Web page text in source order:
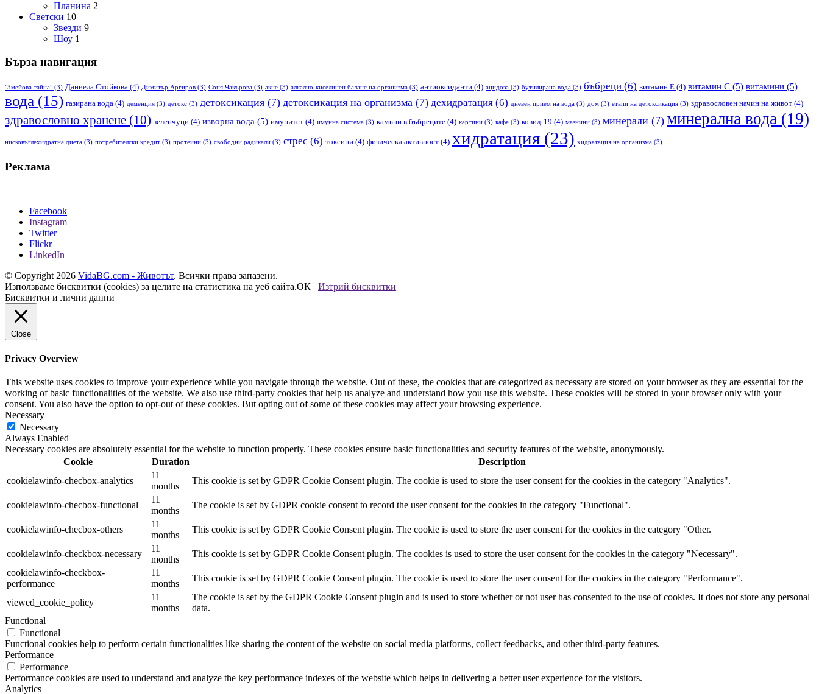
Планина 2
Светски 10
Звезди 9
Шоу 1
Бърза навигация
"Змейова тайна" (3) Даниела Стойкова (4) Димитър Аргиров (3) Соня Чакърова (3) акне (3) алкално-киселинен баланс на организма (3) антиоксиданти (4) ацидоза (3) бутилирана вода (3) бъбреци (6) витамин Е (4) витамин С (5) витамини (5)
вода (15) газирана вода (4) деменция (3) детокс (3) детоксикация (7) детоксикация на организма (7) дехидратация (6) дневен прием на вода (3) дом (3) етапи на детоксикация (3) здравословен начин на живот (4)
здравословно хранене (10) зеленчуци (4) изворна вода (5) имунитет (4) имунна система (3) камъни в бъбреците (4) картини (3) кафе (3) ковид-19 (4) мазнини (3) минерали (7) минерална вода (19)
нисковъглехидратна диета (3) потребителски кредит (3) протеини (3) свободни радикали (3) стрес (6) токсини (4) физическа активност (4) хидратация (23) хидратация на организма (3)
Реклама
Facebook
Instagram
Twitter
Flickr
LinkedIn
© Copyright 2026 VidaBG.com - Животът. Всички права запазени.
Използваме бисквитки (cookies) за целите на статистика на уеб сайта.ОК
Изтрий бисквитки
Бисквитки и лични данни
Close
Privacy Overview
This website uses cookies to improve your experience while you navigate through the website. Out of these, the cookies that are categorized as necessary are stored on your browser as they are essential for the
working of basic functionalities of the website. We also use third-party cookies that help us analyze and understand how you use this website. These cookies will be stored in your browser only with your
consent. You also have the option to opt-out of these cookies. But opting out of some of these cookies may affect your browsing experience.
Necessary
Necessary
Always Enabled
Necessary cookies are absolutely essential for the website to function properly. These cookies ensure basic functionalities and security features of the website, anonymously.
Cookie
Duration
Description
cookielawinfo-checbox-analytics
11
months
This cookie is set by GDPR Cookie Consent plugin. The cookie is used to store the user consent for the cookies in the category "Analytics".
cookielawinfo-checbox-functional
11
months
The cookie is set by GDPR cookie consent to record the user consent for the cookies in the category "Functional".
cookielawinfo-checbox-others
11
months
This cookie is set by GDPR Cookie Consent plugin. The cookie is used to store the user consent for the cookies in the category "Other.
cookielawinfo-checkbox-necessary
11
months
This cookie is set by GDPR Cookie Consent plugin. The cookies is used to store the user consent for the cookies in the category "Necessary".
cookielawinfo-checkbox-
performance
11
months
This cookie is set by GDPR Cookie Consent plugin. The cookie is used to store the user consent for the cookies in the category "Performance".
viewed_cookie_policy
11
months
The cookie is set by the GDPR Cookie Consent plugin and is used to store whether or not user has consented to the use of cookies. It does not store any personal
data.
Functional
Functional
Functional cookies help to perform certain functionalities like sharing the content of the website on social media platforms, collect feedbacks, and other third-party features.
Performance
Performance
Performance cookies are used to understand and analyze the key performance indexes of the website which helps in delivering a better user experience for the visitors.
Analytics